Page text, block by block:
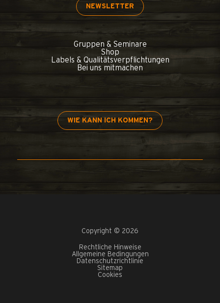
NEWSLETTER
Gruppen & Seminare
Shop
Labels & Qualitätsverpflichtungen
Bei uns mitmachen
WIE KANN ICH KOMMEN?
Copyright © 2026
Rechtliche Hinweise
Allgemeine Bedingungen
Datenschutzrichtlinie
Sitemap
Cookies